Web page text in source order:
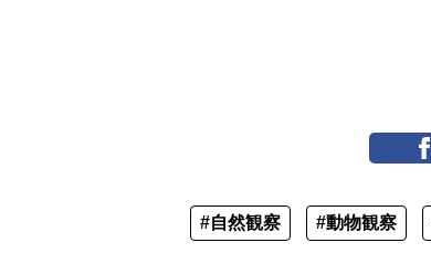
#自然観察 #動物観察